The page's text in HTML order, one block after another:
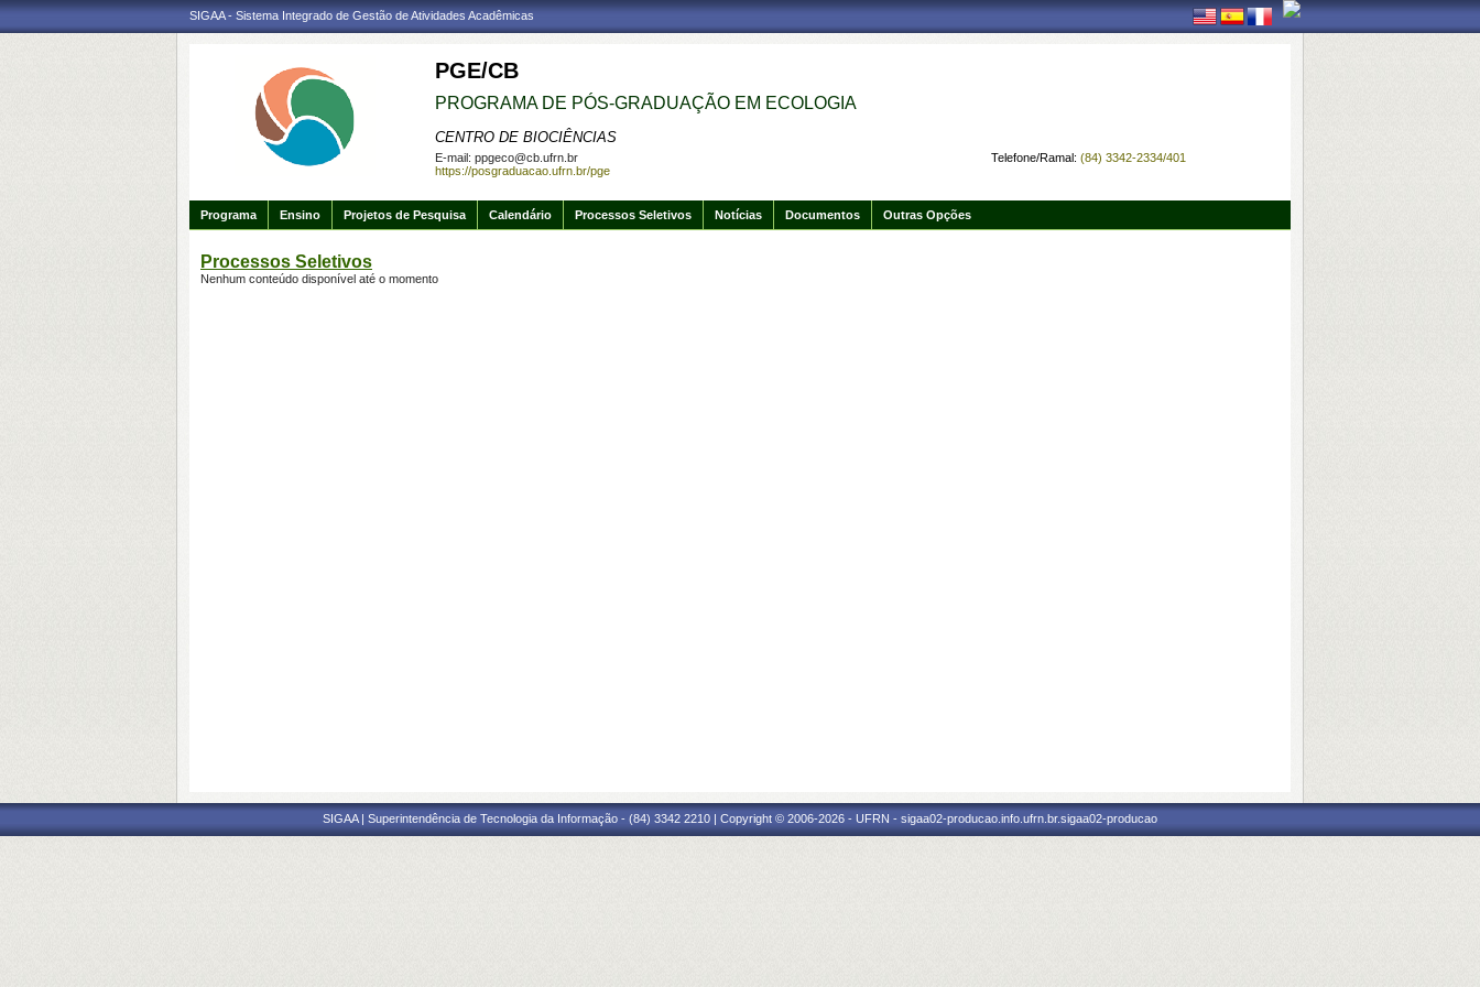
SIGAA - Sistema Integrado de Gestão de Atividades Acadêmicas
PGE/CB
PROGRAMA DE PÓS-GRADUAÇÃO EM ECOLOGIA
CENTRO DE BIOCIÊNCIAS
Telefone/Ramal: (84) 3342-2334/401
E-mail: ppgeco@cb.ufrn.br
https://posgraduacao.ufrn.br/pge
Programa Ensino Projetos de Pesquisa Calendário Processos Seletivos Notícias Documentos Outras Opções
Processos Seletivos
Nenhum conteúdo disponível até o momento
SIGAA | Superintendência de Tecnologia da Informação - (84) 3342 2210 | Copyright © 2006-2026 - UFRN - sigaa02-producao.info.ufrn.br.sigaa02-producao